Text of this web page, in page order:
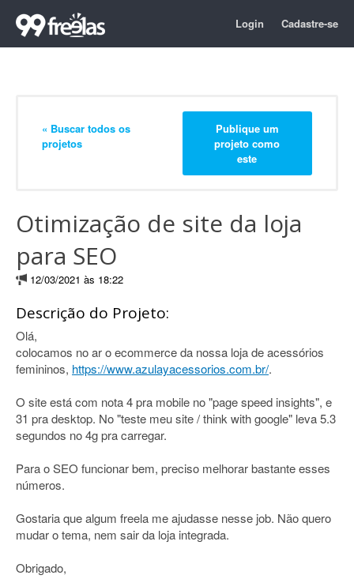
Login Cadastre-se
« Buscar todos os
projetos
Publique um
projeto como
este
Otimização de site da loja
para SEO
12/03/2021 às 18:22
Descrição do Projeto:
Olá,
colocamos no ar o ecommerce da nossa loja de acessórios
femininos, https://www.azulayacessorios.com.br/.
O site está com nota 4 pra mobile no "page speed insights", e
31 pra desktop. No "teste meu site / think with google" leva 5.3
segundos no 4g pra carregar.
Para o SEO funcionar bem, preciso melhorar bastante esses
números.
Gostaria que algum freela me ajudasse nesse job. Não quero
mudar o tema, nem sair da loja integrada.
Obrigado,